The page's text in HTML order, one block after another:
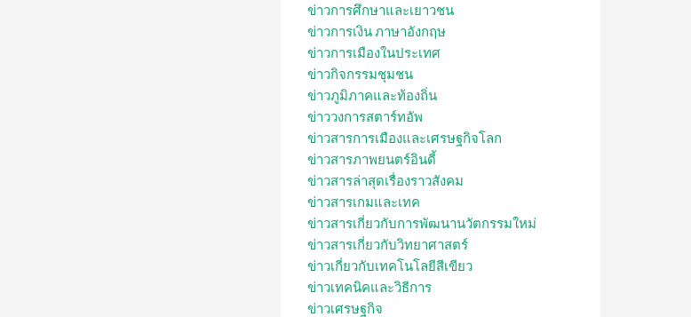
ข่าวการศึกษาและเยาวชน
ข่าวการเงิน ภาษาอังกฤษ
ข่าวการเมืองในประเทศ
ข่าวกิจกรรมชุมชน
ข่าวภูมิภาคและท้องถิ่น
ข่าววงการสตาร์ทอัพ
ข่าวสารการเมืองและเศรษฐกิจโลก
ข่าวสารภาพยนตร์อินดี้
ข่าวสารล่าสุดเรื่องราวสังคม
ข่าวสารเกมและเทค
ข่าวสารเกี่ยวกับการพัฒนานวัตกรรมใหม่
ข่าวสารเกี่ยวกับวิทยาศาสตร์
ข่าวเกี่ยวกับเทคโนโลยีสีเขียว
ข่าวเทคนิคและวิธีการ
ข่าวเศรษฐกิจ